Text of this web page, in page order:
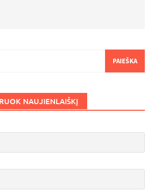
NAUJIENLAIŠKĮ